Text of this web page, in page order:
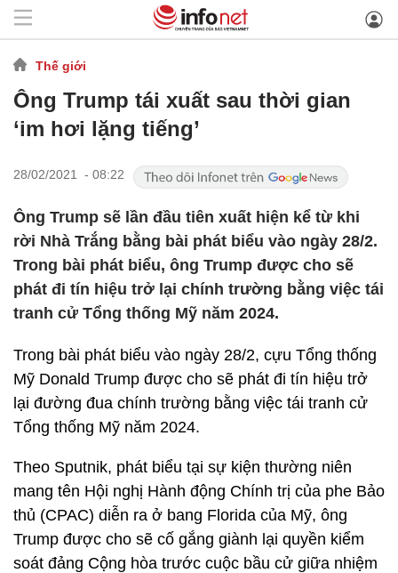
Thế giới
Ông Trump tái xuất sau thời gian
‘im hơi lặng tiếng’
28/02/2021 - 08:22
Ông Trump sẽ lần đầu tiên xuất hiện kể từ khi
rời Nhà Trắng bằng bài phát biểu vào ngày 28/2.
Trong bài phát biểu, ông Trump được cho sẽ
phát đi tín hiệu trở lại chính trường bằng việc tái
tranh cử Tổng thống Mỹ năm 2024.
Trong bài phát biểu vào ngày 28/2, cựu Tổng thống
Mỹ Donald Trump được cho sẽ phát đi tín hiệu trở
lại đường đua chính trường bằng việc tái tranh cử
Tổng thống Mỹ năm 2024.
Theo Sputnik, phát biểu tại sự kiện thường niên
mang tên Hội nghị Hành động Chính trị của phe Bảo
thủ (CPAC) diễn ra ở bang Florida của Mỹ, ông
Trump được cho sẽ cố gắng giành lại quyền kiểm
soát đảng Cộng hòa trước cuộc bầu cử giữa nhiệm